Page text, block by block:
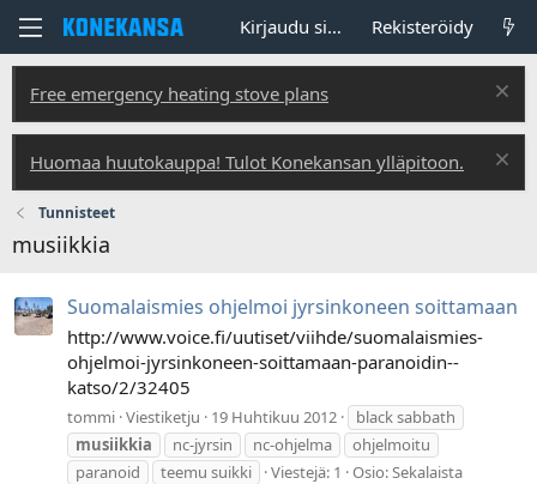
Kirjaudu sisään Rekisteröidy
Free emergency heating stove plans
Huomaa huutokauppa! Tulot Konekansan ylläpitoon.
Tunnisteet
musiikkia
Suomalaismies ohjelmoi jyrsinkoneen soittamaan
http://www.voice.fi/uutiset/viihde/suomalaismies-
ohjelmoi-jyrsinkoneen-soittamaan-paranoidin--
katso/2/32405
tommi Viestiketju 19 Huhtikuu 2012
black sabbath
musiikkia
nc-jyrsin nc-ohjelma
ohjelmoitu
paranoid
teemu suikki Viestejä: 1 Osio:Sekalaista